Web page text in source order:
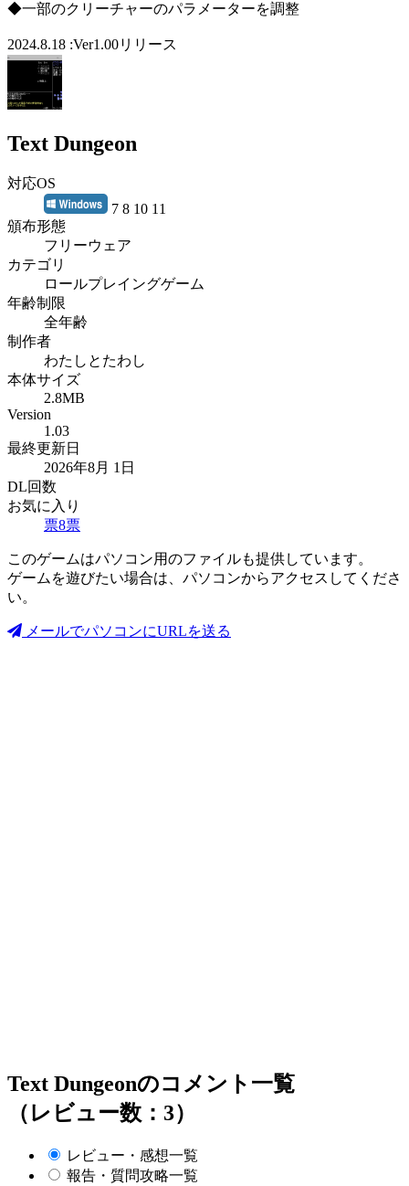
◆一部のクリーチャーのパラメーターを調整
2024.8.18 :Ver1.00リリース
Text Dungeon
対応OS
7 8 10 11
頒布形態
フリーウェア
カテゴリ
ロールプレイングゲーム
年齢制限
全年齢
制作者
わたしとたわし
本体サイズ
2.8MB
Version
1.03
最終更新日
2026年8月 1日
DL回数
お気に入り
票8票
このゲームはパソコン用のファイルも提供しています。
ゲームを遊びたい場合は、パソコンからアクセスしてくださ
い。
メールでパソコンにURLを送る
Text Dungeonのコメント一覧
（レビュー数：3）
レビュー・感想一覧
報告・質問攻略一覧